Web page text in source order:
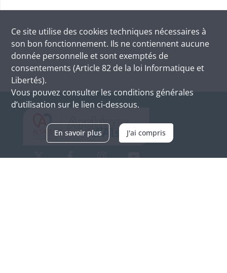
Ce site utilise des cookies techniques nécessaires à
son bon fonctionnement. Ils ne contiennent aucune
donnée personnelle et sont exemptés de
consentements (Article 82 de la loi Informatique et
Libertés).
Vous pouvez consulter les conditions générales
d’utilisation sur le lien ci-dessous.
En savoir plus J'ai compris